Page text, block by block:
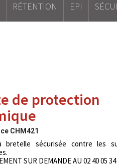
RÉTENTION EPI
de protection
CHM421
bretelle sécurisée contre les
SUR DEMANDE AU 02 40 05